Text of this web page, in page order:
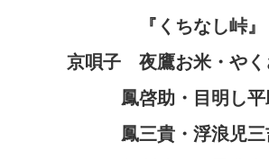
『くちなし峠』
京唄子 夜鷹お米・やく
鳳啓助・目明し平
鳳三貴・浮浪児